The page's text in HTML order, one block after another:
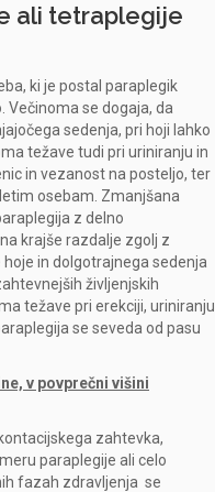
ali tetraplegije
ki je postal paraplegik
Večinoma se dogaja, da
sedenja, pri hoji lahko
težave tudi pri uriniranju in
in vezanost na posteljo, ter
osebam. Zmanjšana
z delno
krajše razdalje zgolj z
in dolgotrajnega sedenja
življenjskih
težave pri erekciji, uriniranju
se seveda od pasu
v povprečni višini
zahtevka,
paraplegije ali celo
fazah zdravljenja se